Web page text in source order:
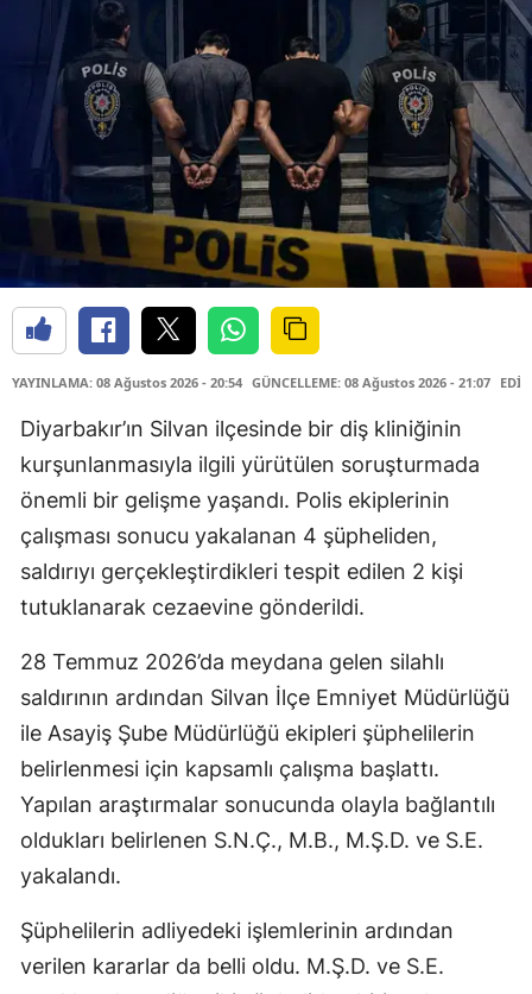
YAYINLAMA: 08 Ağustos 2026 - 20:54 GÜNCELLEME: 08 Ağustos 2026 - 21:07
Diyarbakır’ın Silvan ilçesinde bir diş kliniğinin
kurşunlanmasıyla ilgili yürütülen soruşturmada
önemli bir gelişme yaşandı. Polis ekiplerinin
çalışması sonucu yakalanan 4 şüpheliden,
saldırıyı gerçekleştirdikleri tespit edilen 2 kişi
tutuklanarak cezaevine gönderildi.
28 Temmuz 2026’da meydana gelen silahlı
saldırının ardından Silvan İlçe Emniyet Müdürlüğü
ile Asayiş Şube Müdürlüğü ekipleri şüphelilerin
belirlenmesi için kapsamlı çalışma başlattı.
Yapılan araştırmalar sonucunda olayla bağlantılı
oldukları belirlenen S.N.Ç., M.B., M.Ş.D. ve S.E.
yakalandı.
Şüphelilerin adliyedeki işlemlerinin ardından
verilen kararlar da belli oldu. M.Ş.D. ve S.E.